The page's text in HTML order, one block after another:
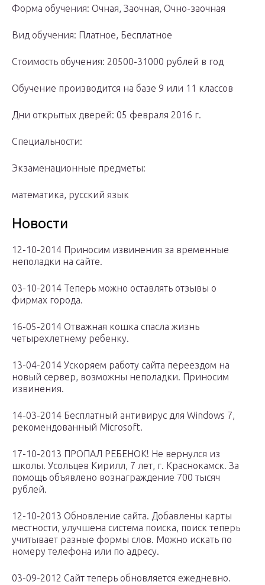
Форма обучения: Очная, Заочная, Очно-заочная
Вид обучения: Платное, Бесплатное
Стоимость обучения: 20500-31000 рублей в год
Обучение производится на базе 9 или 11 классов
Дни открытых дверей: 05 февраля 2016 г.
Специальности:
Экзаменационные предметы:
математика, русский язык
Новости
12-10-2014 Приносим извинения за временные
неполадки на сайте.
03-10-2014 Теперь можно оставлять отзывы о
фирмах города.
16-05-2014 Отважная кошка спасла жизнь
четырехлетнему ребенку.
13-04-2014 Ускоряем работу сайта переездом на
новый сервер, возможны неполадки. Приносим
извинения.
14-03-2014 Бесплатный антивирус для Windows 7,
рекомендованный Microsoft.
17-10-2013 ПРОПАЛ РЕБЕНОК! Не вернулся из
школы. Усольцев Кирилл, 7 лет, г. Краснокамск. За
помощь объявлено вознаграждение 700 тысяч
рублей.
12-10-2013 Обновление сайта. Добавлены карты
местности, улучшена система поиска, поиск теперь
учитывает разные формы слов. Можно искать по
номеру телефона или по адресу.
03-09-2012 Сайт теперь обновляется ежедневно.